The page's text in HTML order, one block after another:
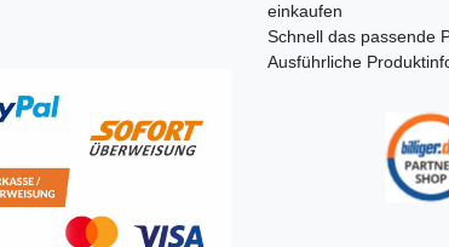
einkaufen
Schnell das passende
Ausführliche